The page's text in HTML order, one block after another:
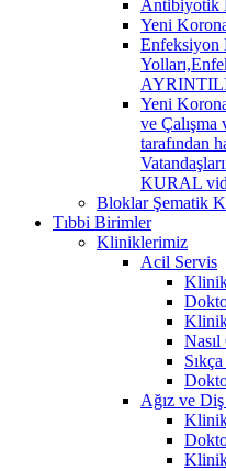
Antibiyotik
Yeni
Enfeksiyon
Yeni
ve Çalışma
tarafından
KURAL
Bloklar Şematik
Tıbbi Birimler
Kliniklerimiz
Acil Servis
Ağız ve Diş